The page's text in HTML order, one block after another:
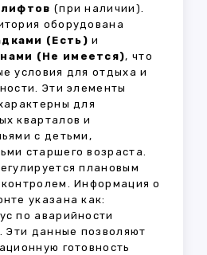
(при наличии).
оборудована
(Есть) и
(Не имеется), что
условия для отдыха и
Эти элементы
для
кварталов и
с детьми,
старшего возраста.
плановым
Информация о
указана как:
по аварийности
. Эти данные позволяют
готовность